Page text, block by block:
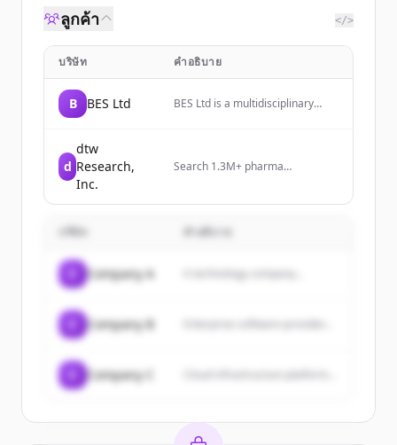
ลูกค้า </>
บริษัท คำอธิบาย
B BES Ltd
BES Ltd is a multidisciplinary
d
dtw
Research,
Inc.
Search 1.3M+ pharma
brands, indications & channels.
คำอธิบาย
Company A A technology company...
Company B
Company C